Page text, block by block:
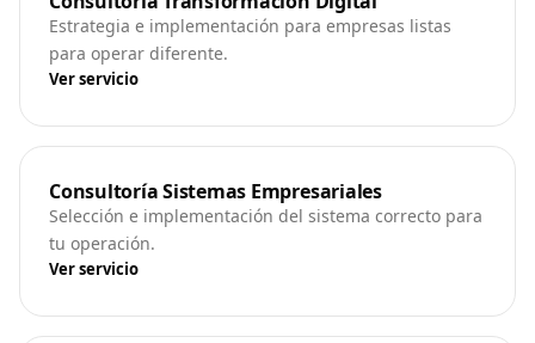
Estrategia e implementación para empresas listas
para operar diferente.
Ver servicio
Consultoría Sistemas Empresariales
Selección e implementación del sistema correcto para
tu operación.
Ver servicio